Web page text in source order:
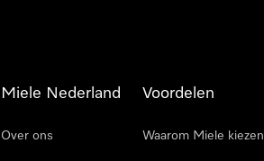
Miele Nederland
Over ons
Voordelen
Waarom Miele kiezen